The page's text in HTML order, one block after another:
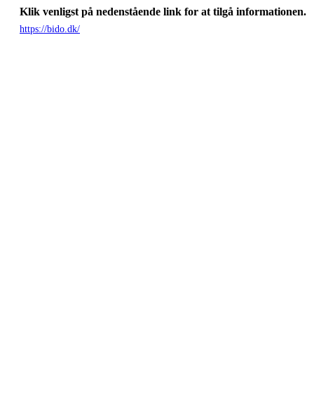
Klik venligst på nedenstående link for at tilgå informationen.
https://bido.dk/